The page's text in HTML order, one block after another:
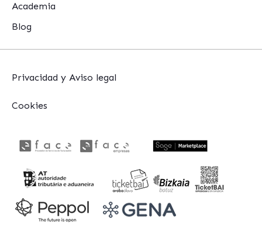
Academia
Blog
Privacidad y Aviso legal
Cookies